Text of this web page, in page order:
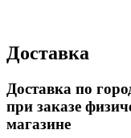
Доставка
Доставка по
при заказе
магазине